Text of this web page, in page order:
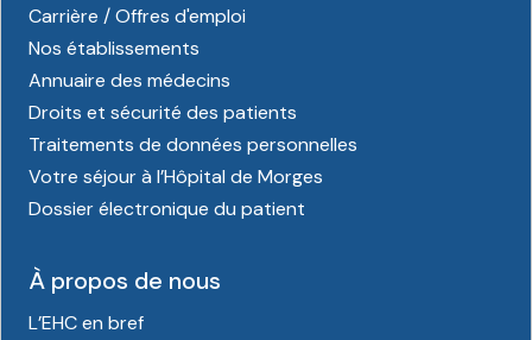
Carrière / Offres d'emploi
Nos établissements
Annuaire des médecins
Droits et sécurité des patients
Traitements de données personnelles
Votre séjour à l’Hôpital de Morges
Dossier électronique du patient
À propos de nous
L’EHC en bref